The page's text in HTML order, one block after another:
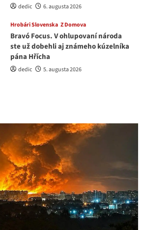
dedic 6. augusta 2026
Hrobári Slovenska Z Domova
Bravó Focus. V ohlupovaní národa
ste už dobehli aj známeho kúzelníka
pána Hřícha
dedic 5. augusta 2026